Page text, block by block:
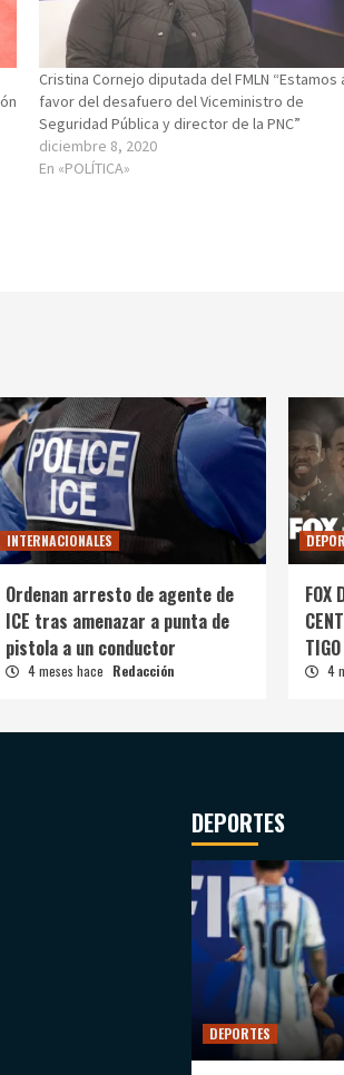
Cristina Cornejo diputada del FMLN “Estamos
favor del desafuero del Viceministro de
Seguridad Pública y director de la PNC”
diciembre 8, 2020
En «POLÍTICA»
INTERNACIONALES
Ordenan arresto de agente de
ICE tras amenazar a punta de
pistola a un conductor
4 meses hace Redacción
FOX
4
DEPORTES
DEPORTES